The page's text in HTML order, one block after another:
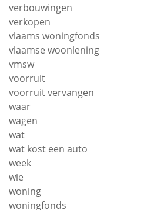
verbouwingen
verkopen
vlaams woningfonds
vlaamse woonlening
vmsw
voorruit
voorruit vervangen
waar
wagen
wat
wat kost een auto
week
wie
woning
woningfonds